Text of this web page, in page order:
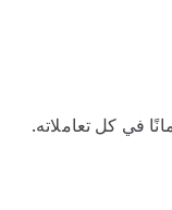
في كل تعاملاته.